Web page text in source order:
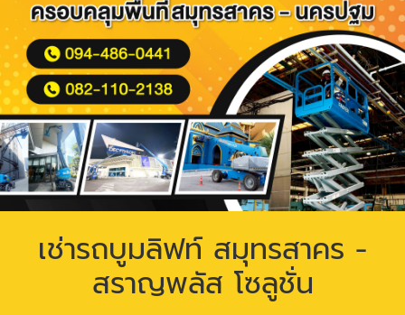
เช่ารถบูมลิฟท์ สมุทรสาคร -
สราญพลัส โซลูชั่น